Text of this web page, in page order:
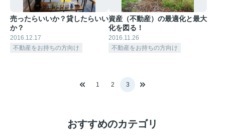
売ったらいいか？貸したらいい
か？
2016.12.17
不動産をお持ちの方向け
資産（不動産）の最適化と最大
化を図る！
2016.11.26
不動産をお持ちの方向け
1 2 3
おすすめのカテゴリ